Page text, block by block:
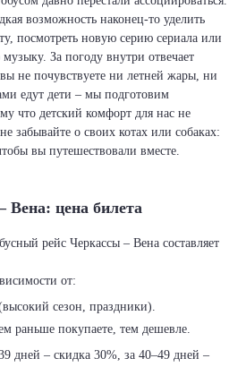
возможность наконец-то уделить
посмотреть новую серию сериала или
За погоду внутри отвечает
не почувствуете ни летней жары, ни
едут дети – мы подготовим
что детский комфорт для нас не
забывайте о своих котах или собаках:
вы путешествовали вместе.
Вена: цена билета
рейс Черкассы – Вена составляет
от:
сезон, праздники).
раньше покупаете, тем дешевле.
дней – скидка 30%, за 40–49 дней –